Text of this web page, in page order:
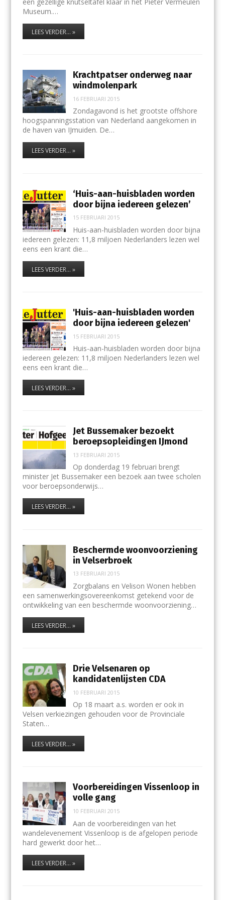
Museum.…
LEES VERDER... »
Krachtpatser onderweg naar
windmolenpark
16 FEBRUARI 2015
Zondagavond is het grootste offshore
hoogspanningsstation van Nederland aangekomen in
de haven van IJmuiden. De…
LEES VERDER... »
‘Huis-aan-huisbladen worden
door bijna iedereen gelezen’
15 FEBRUARI 2015
Huis-aan-huisbladen worden door bijna
iedereen gelezen: 11,8 miljoen Nederlanders lezen wel
eens een krant die…
LEES VERDER... »
'Huis-aan-huisbladen worden
door bijna iedereen gelezen'
15 FEBRUARI 2015
Huis-aan-huisbladen worden door bijna
iedereen gelezen: 11,8 miljoen Nederlanders lezen wel
eens een krant die…
LEES VERDER... »
Jet Bussemaker bezoekt
beroepsopleidingen IJmond
13 FEBRUARI 2015
Op donderdag 19 februari brengt
minister Jet Bussemaker een bezoek aan twee scholen
voor beroepsonderwijs…
LEES VERDER... »
Beschermde woonvoorziening
in Velserbroek
13 FEBRUARI 2015
Zorgbalans en Velison Wonen hebben
een samenwerkingsovereenkomst getekend voor de
ontwikkeling van een beschermde woonvoorziening…
LEES VERDER... »
Drie Velsenaren op
kandidatenlijsten CDA
10 FEBRUARI 2015
Op 18 maart a.s. worden er ook in
Velsen verkiezingen gehouden voor de Provinciale
Staten…
LEES VERDER... »
Voorbereidingen Vissenloop in
volle gang
10 FEBRUARI 2015
Aan de voorbereidingen van het
wandelevenement Vissenloop is de afgelopen periode
hard gewerkt door het…
LEES VERDER... »